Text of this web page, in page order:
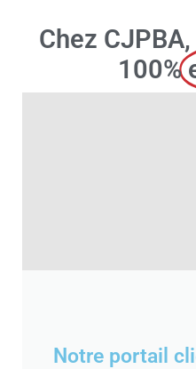
Chez
100%
Notre portail